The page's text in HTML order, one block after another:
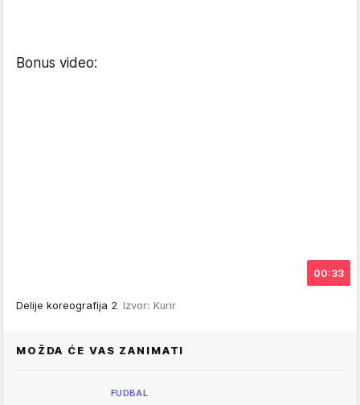
Bonus video:
00:33
Delije koreografija 2 Izvor: Kurir
MOŽDA ĆE VAS ZANIMATI
FUDBAL